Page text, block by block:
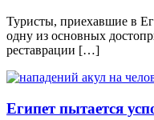
Туристы, приехавшие в
одну из основных
реставрации […]
Египет пытается